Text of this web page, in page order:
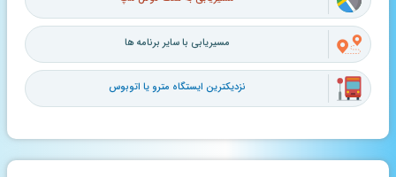
مسیریابی با سایر برنامه ها
نزدیکترین ایستگاه مترو یا اتوبوس